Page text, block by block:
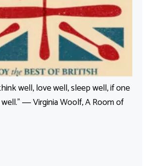
well, love well, sleep well, if one
― Virginia Woolf, A Room of